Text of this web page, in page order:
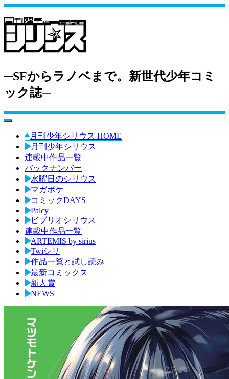
─SFからラノベまで。新世代少年コミ
ック誌─
toggle navigation
月刊少年シリウス HOME
月刊少年シリウス
連載中作品一覧
バックナンバー
水曜日のシリウス
マガポケ
コミックDAYS
Palcy
ビブリオシリウス
連載中作品一覧
ARTEMIS by sirius
Twiシリ
作品一覧と試し読み
最新コミックス
新人賞
NEWS